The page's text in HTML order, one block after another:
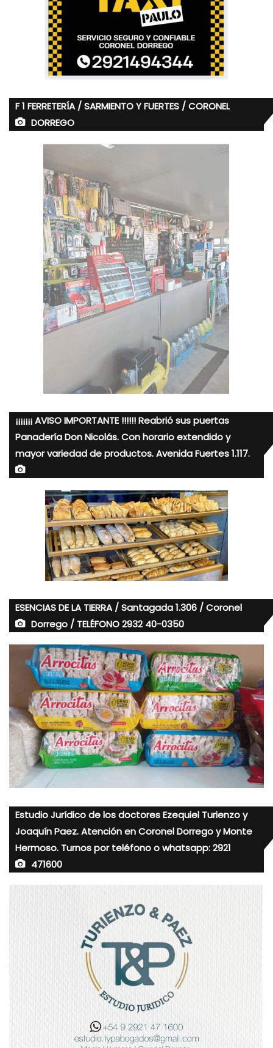
F 1 FERRETERÍA / SARMIENTO Y FUERTES / CORONEL
DORREGO
¡¡¡¡¡¡¡ AVISO IMPORTANTE !!!!!! Reabrió sus puertas
Panadería Don Nicolás. Con horario extendido y
mayor variedad de productos. Avenida Fuertes 1.117.
ESENCIAS DE LA TIERRA / Santagada 1.306 / Coronel
Dorrego / TELÉFONO 2932 40-0350
Estudio Jurídico de los doctores Ezequiel Turienzo y
Joaquín Paez. Atención en Coronel Dorrego y Monte
Hermoso. Turnos por teléfono o whatsapp: 2921
471600